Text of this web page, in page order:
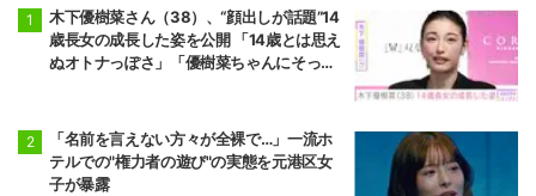
木下優樹菜さん（38）、“顔出しが話題”14
歳長女の成長した姿を公開 「14歳とは思え
ぬオトナっぽさ」「優樹菜ちゃんにそっく
「名前を言えない方々が全裸で…」一流ホ
テルでの"権力者の遊び"の実態を元港区女
子が暴露